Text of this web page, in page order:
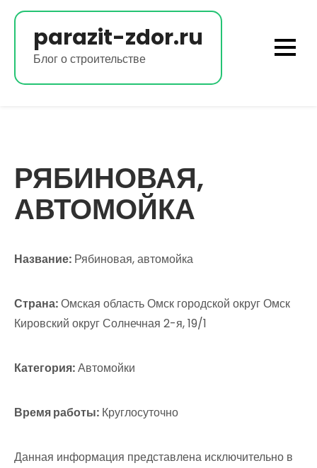
Перейти
содержимомуparazit-zdor.ru
Блог о строительстве
РЯБИНОВАЯ,
АВТОМОЙКА
Название: Рябиновая, автомойка
Страна:Омская область Омск городской округ Омск
Кировский округ Солнечная 2-я, 19/1
Категория:Автомойки
Время работы: Круглосуточно
Данная информация представлена исключительно в